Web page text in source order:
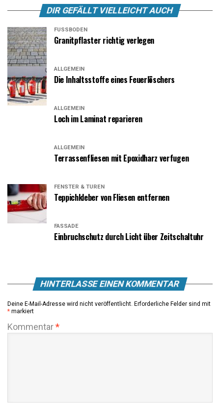
DIR GEFÄLLT VIELLEICHT AUCH
FUSSBODEN
Granitpflaster richtig verlegen
ALLGEMEIN
Die Inhaltsstoffe eines Feuerlöschers
ALLGEMEIN
Loch im Laminat reparieren
ALLGEMEIN
Terrassenfliesen mit Epoxidharz verfugen
FENSTER & TÜREN
Teppichkleber von Fliesen entfernen
FASSADE
Einbruchschutz durch Licht über Zeitschaltuhr
HINTERLASSE EINEN KOMMENTAR
Deine E-Mail-Adresse wird nicht veröffentlicht. Erforderliche Felder sind mit
* markiert
Kommentar*